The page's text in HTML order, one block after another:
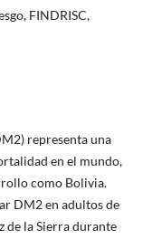
FINDRISC,
representa una
en el mundo,
como Bolivia.
DM2 en adultos de
de la Sierra durante